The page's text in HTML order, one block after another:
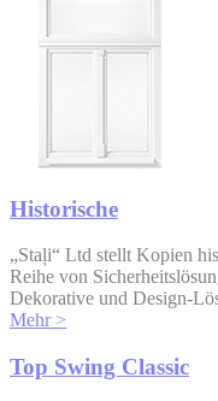
Historische
„Staļi“ Ltd stellt Kopien
Reihe von
Dekorative und Design-
Mehr >
Top Swing Classic